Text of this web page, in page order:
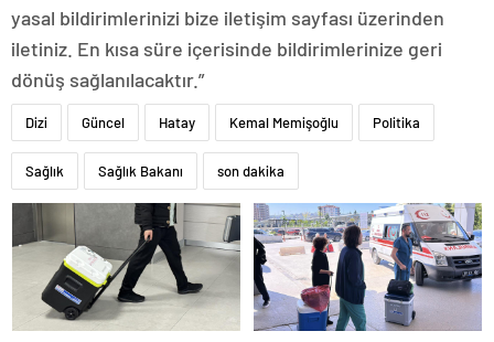
yasal bildirimlerinizi bize iletişim sayfası üzerinden
iletiniz. En kısa süre içerisinde bildirimlerinize geri
dönüş sağlanılacaktır.”
Dizi Güncel Hatay Kemal Memişoğlu Politika
Sağlık Sağlık Bakanı son dakika